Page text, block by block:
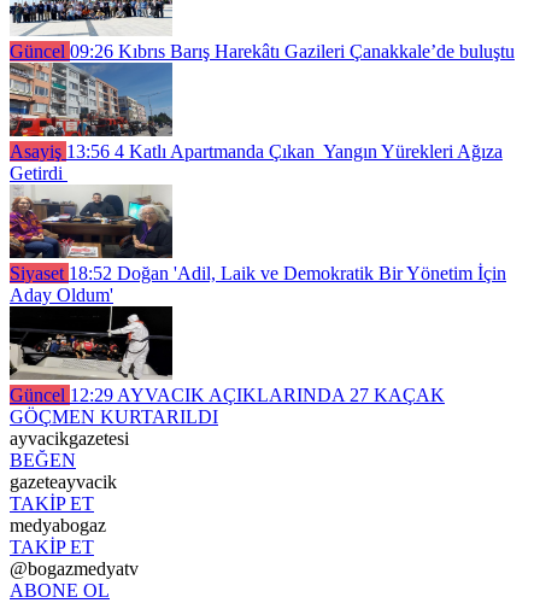
Güncel 09:26 Kıbrıs Barış Harekâtı Gazileri Çanakkale’de buluştu
Asayiş 13:56 4 Katlı Apartmanda Çıkan Yangın Yürekleri Ağıza
Getirdi
Siyaset 18:52 Doğan 'Adil, Laik ve Demokratik Bir Yönetim İçin
Aday Oldum'
Güncel 12:29 AYVACIK AÇIKLARINDA 27 KAÇAK
GÖÇMEN KURTARILDI
ayvacikgazetesi
BEĞEN
gazeteayvacik
TAKİP ET
medyabogaz
TAKİP ET
@bogazmedyatv
ABONE OL